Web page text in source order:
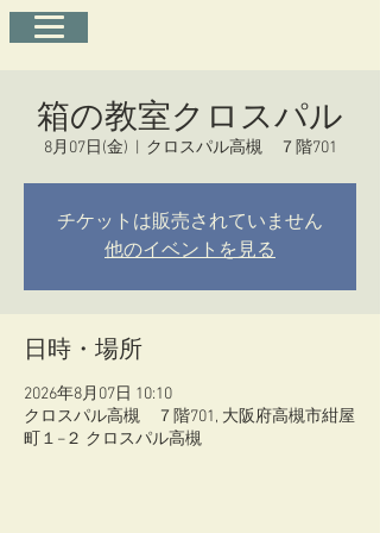
箱の教室クロスパル
8月07日(金) クロスパル高槻 ７階701
チケットは販売されていません
他のイベントを見る
日時・場所
2026年8月07日 10:10
クロスパル高槻 ７階701, 大阪府高槻市紺屋
町１−２ クロスパル高槻